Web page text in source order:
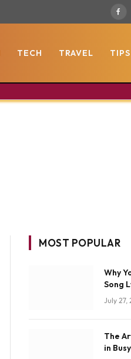
TECH TRAVEL TIPS
MOST POPULAR
Why
Song
July 27,
The
in